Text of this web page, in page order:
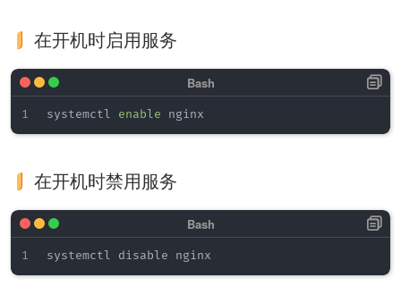
在开机时启用服务
systemctl enable
在开机时禁用服务